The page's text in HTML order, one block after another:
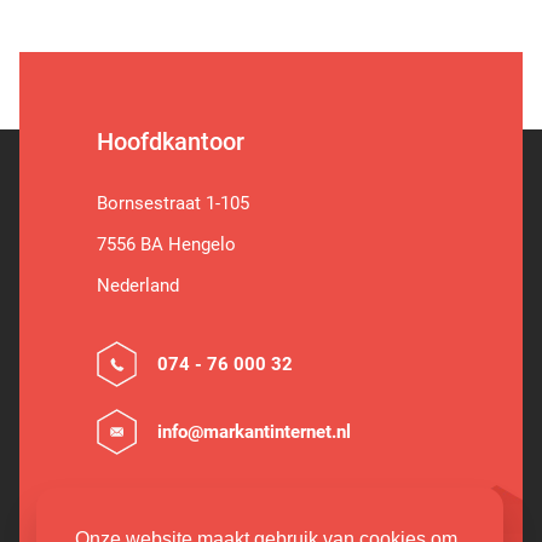
Hoofdkantoor
Bornsestraat 1-105
7556 BA Hengelo
Nederland
074 - 76 000 32
info@markantinternet.nl